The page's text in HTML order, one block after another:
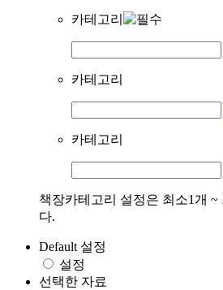
카테고리
카테고리
카테고리
책장카테고리 설정은 최소1개 ~
다.
Default 설정
설정
선택한 자료